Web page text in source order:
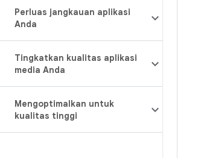
Perluas jangkauan aplikasi
Anda
Tingkatkan kualitas aplikasi
media Anda
Mengoptimalkan untuk
kualitas tinggi